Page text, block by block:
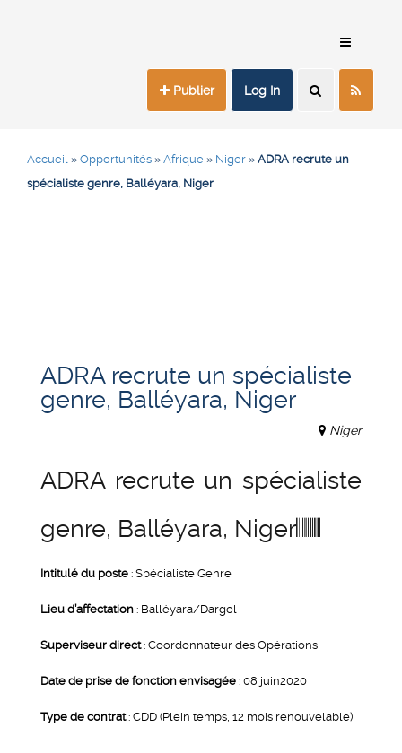
Publier Log In
Accueil » Opportunités » Afrique » Niger » ADRA recrute un
spécialiste genre, Balléyara, Niger
ADRA recrute un spécialiste
genre, Balléyara, Niger
Niger
ADRA recrute un spécialiste
genre, Balléyara, Niger
Intitulé du poste : Spécialiste Genre
Lieu d’affectation : Balléyara/Dargol
Superviseur direct: Coordonnateur des Opérations
Date de prise de fonction envisagée : 08 juin2020
Type de contrat: CDD (Plein temps, 12 mois renouvelable)